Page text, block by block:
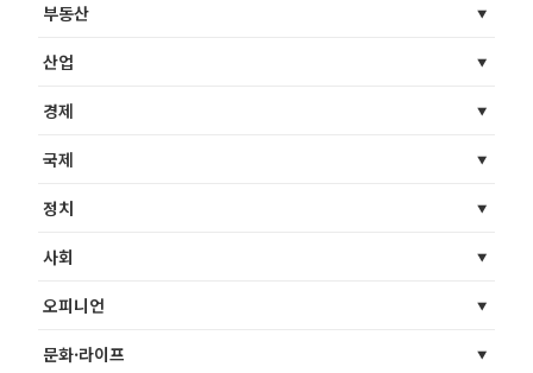
부동산
산업
경제
국제
정치
사회
오피니언
문화·라이프